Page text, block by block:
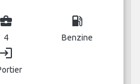
business_center
4
local_gas_station
Benzine
login